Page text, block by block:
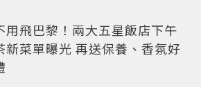
用飛巴黎！兩大五星飯店下午
新菜單曝光 再送保養、香氛好